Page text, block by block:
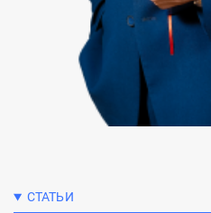
СТАТЬИ